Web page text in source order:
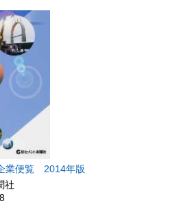
業便覧 2014年版
社